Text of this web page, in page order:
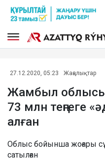
27.12.2020, 05:23 Жаңалықтар
Жамбыл
73 млн теңгеге
алған
Облыс бойынша жоғары
сатылған